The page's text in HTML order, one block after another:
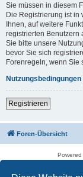
Sie müssen in diesem
Die Registrierung ist in
Ihnen, auf weitere
registrierten Benutzern
Sie bitte unsere
bevor Sie sich
Forenregeln, wenn Sie
Nutzungsbedingungen
Registrieren
Foren-Übersicht
Powered